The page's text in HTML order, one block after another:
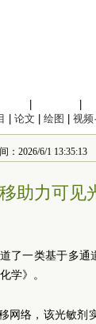
论文 绘图 视频
2026/6/1 13:35:13
助力可见
了一类基于多
学》。
络，该光敏剂